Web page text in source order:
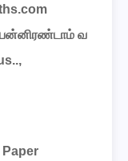
பன்னிரண்டாம் வ